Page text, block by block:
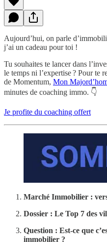
Aujourd’hui, on parle
j’ai un cadeau pour toi !
Tu souhaites te lancer dans
le temps ni l’expertise ? Pour te
de Momentum, Mon
minutes de coaching immo. 👇
Je profite du coaching offert
Marché Immobilier :
Dossier : Le Top 7 des
Question : Est-ce que
immobilier ?